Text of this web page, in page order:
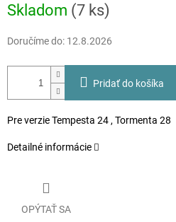
cena:
Skladom (7 ks)
Doručíme do: 12.8.2026
Pridať do košíka
Pre verzie Tempesta 24 , Tormenta 28
Detailné informácie
OPÝTAŤ SA